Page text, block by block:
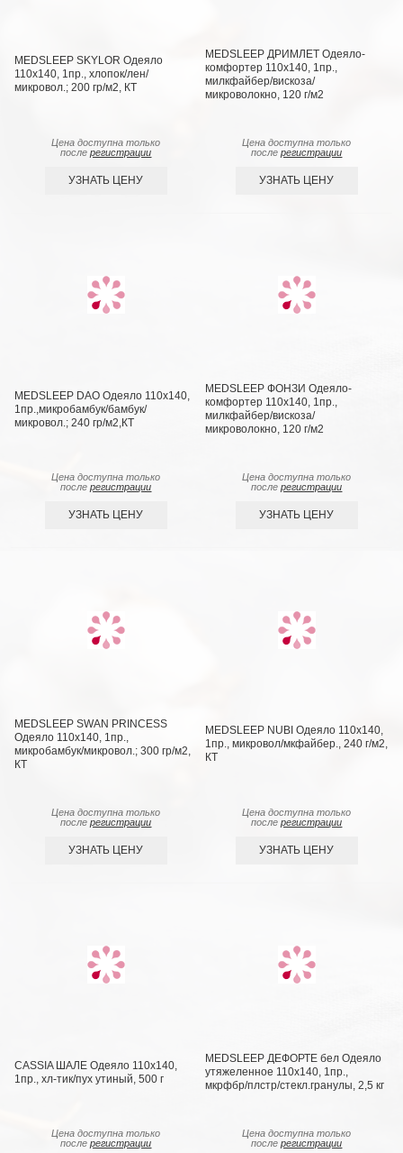
MEDSLEEP SKYLOR Одеяло
110х140, 1пр., хлопок/лен/
микровол.; 200 гр/м2, КТ
Цена доступна только
послерегистрации
УЗНАТЬ ЦЕНУ
MEDSLEEP ДРИМЛЕТ Одеяло-
комфортер 110х140, 1пр.,
милкфайбер/вискоза/
микроволокно, 120 г/м2
Цена доступна только
послерегистрации
УЗНАТЬ ЦЕНУ
MEDSLEEP DAO Одеяло 110х140,
1пр.,микробамбук/бамбук/
микровол.; 240 гр/м2,КТ
Цена доступна только
послерегистрации
УЗНАТЬ ЦЕНУ
MEDSLEEP ФОНЗИ Одеяло-
комфортер 110х140, 1пр.,
милкфайбер/вискоза/
микроволокно, 120 г/м2
Цена доступна только
послерегистрации
УЗНАТЬ ЦЕНУ
MEDSLEEP SWAN PRINCESS
Одеяло 110х140, 1пр.,
микробамбук/микровол.; 300 гр/м2,
КТ
Цена доступна только
послерегистрации
УЗНАТЬ ЦЕНУ
MEDSLEEP NUBI Одеяло 110х140,
1пр., микровол/мкфайбер., 240 г/м2,
КТ
Цена доступна только
послерегистрации
УЗНАТЬ ЦЕНУ
CASSIA ШАЛЕ Одеяло 110х140,
1пр., хл-тик/пух утиный, 500 г
Цена доступна только
послерегистрации
MEDSLEEP ДEФOРТЕ бел Одеяло
утяжеленное 110х140, 1пр.,
мкрфбр/плстр/стекл.гранулы, 2,5 кг
Цена доступна только
послерегистрации